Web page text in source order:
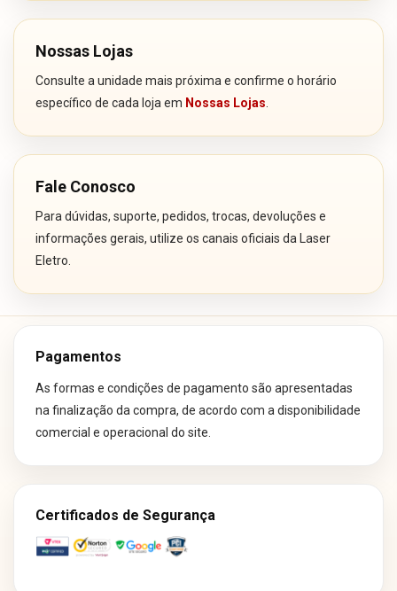
Nossas Lojas
Consulte a unidade mais próxima e confirme o horário
específico de cada loja em Nossas Lojas
Fale Conosco
Para dúvidas, suporte, pedidos, trocas, devoluções e
informações gerais, utilize os canais oficiais da Laser
Eletro.
Pagamentos
As formas e condições de pagamento são apresentadas
na finalização da compra, de acordo com a disponibilidade
comercial e operacional do site.
Certificados de Segurança